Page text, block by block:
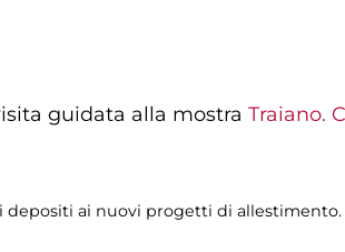
guidata alla mostra Traiano.
depositi ai nuovi progetti di allestimento.